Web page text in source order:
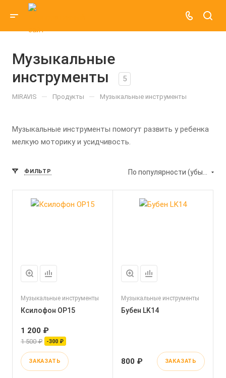
Музыкальные
инструменты
5
MIRAVIS — Продукты — Музыкальные инструменты
Музыкальные инструменты помогут развить у ребенка
мелкую моторику и усидчивость.
ФИЛЬТР
Музыкальные инструменты
Ксилофон OP15
1 200 ₽
1 500 ₽ -300 ₽
ЗАКАЗАТЬ
Музыкальные инструменты
Бубен LK14
800 ₽ ЗАКАЗАТЬ